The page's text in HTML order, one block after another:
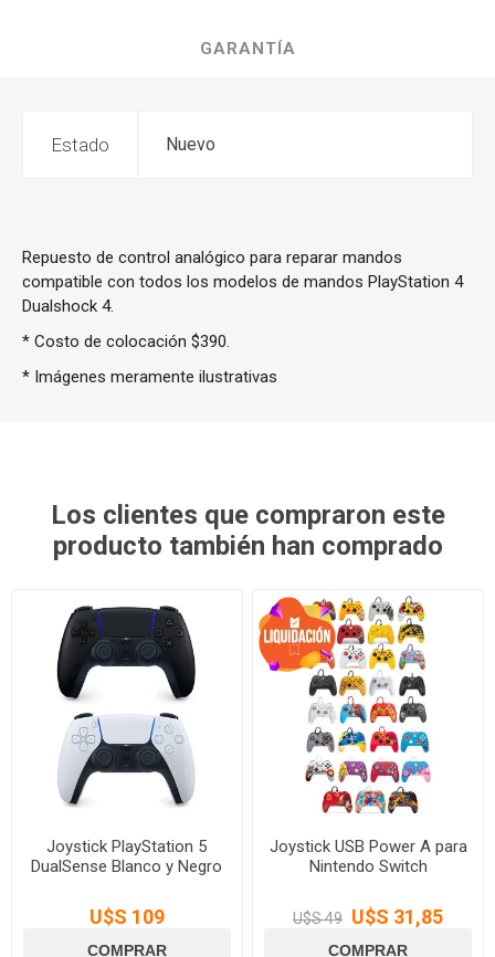
GARANTÍA
Estado Nuevo
Repuesto de control analógico para reparar mandos
compatible con todos los modelos de mandos PlayStation 4
Dualshock 4.
* Costo de colocación $390.
* Imágenes meramente ilustrativas
Los clientes que compraron este
producto también han comprado
Joystick PlayStation 5
DualSense Blanco y Negro
U$S 109
Joystick USB Power A para
Nintendo Switch
U$S 49 U$S 31,85